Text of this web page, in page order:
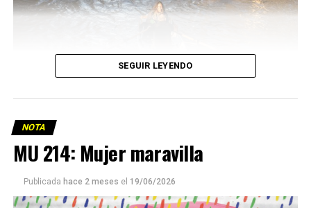
SEGUIR LEYENDO
NOTA
MU 214: Mujer maravilla
Publicada hace 2 meses el 19/06/2026